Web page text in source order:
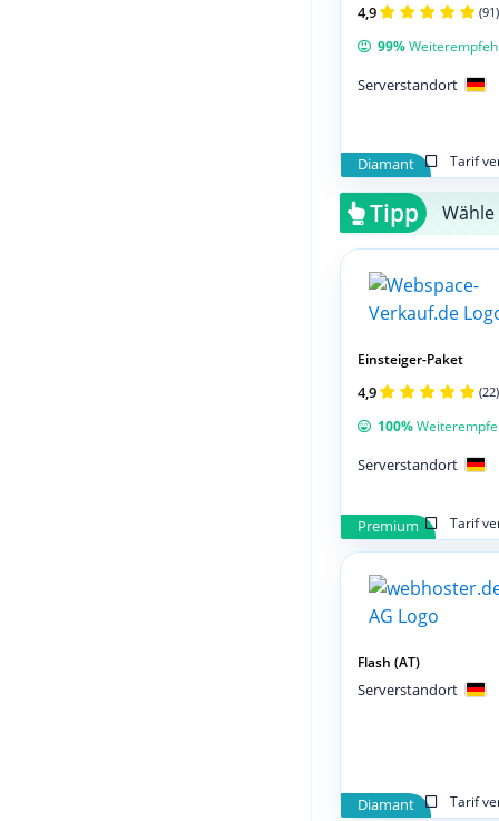
Diamant Tarif
4,9 (91)
99%
Serverstandort
Tipp
Premium Tarif
Einsteiger-Paket
4,9 (22)
100%
Serverstandort
Diamant Tarif
Flash (AT)
Serverstandort